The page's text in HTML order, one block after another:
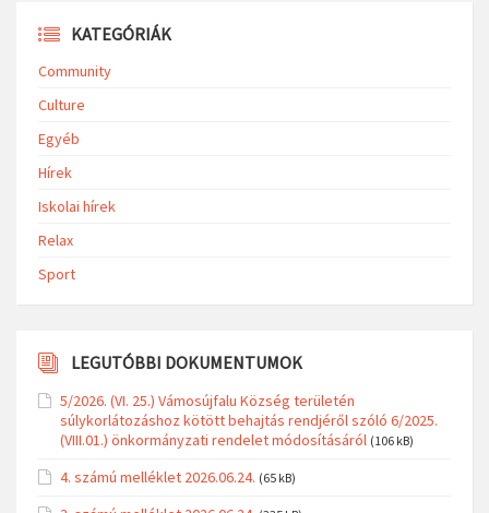
KATEGÓRIÁK
Community
Culture
Egyéb
Hírek
Iskolai hírek
Relax
Sport
LEGUTÓBBI DOKUMENTUMOK
5/2026. (VI. 25.) Vámosújfalu Község területén
súlykorlátozáshoz kötött behajtás rendjéről szóló 6/2025.
(VIII.01.) önkormányzati rendelet módosításáról (106 kB)
4. számú melléklet 2026.06.24. (65 kB)